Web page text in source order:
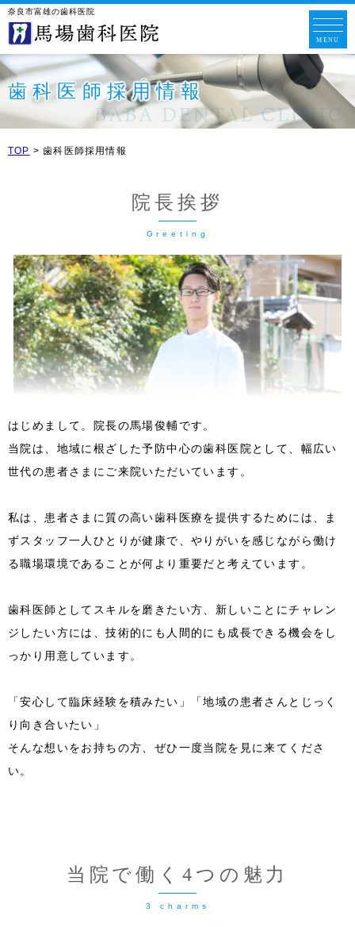
奈良市富雄の歯科医院
歯科医師採用情報
TOP >歯科医師採用情報
院長挨拶
はじめまして。院長の馬場俊輔です。
当院は、地域に根ざした予防中心の歯科医院として、幅広い
世代の患者さまにご来院いただいています。
私は、患者さまに質の高い歯科医療を提供するためには、ま
ずスタッフ一人ひとりが健康で、やりがいを感じながら働け
る職場環境であることが何より重要だと考えています。
歯科医師としてスキルを磨きたい方、新しいことにチャレン
ジしたい方には、技術的にも人間的にも成長できる機会をし
っかり用意しています。
「安心して臨床経験を積みたい」「地域の患者さんとじっく
り向き合いたい」
そんな想いをお持ちの方、ぜひ一度当院を見に来てくださ
い。
当院で働く4つの魅力